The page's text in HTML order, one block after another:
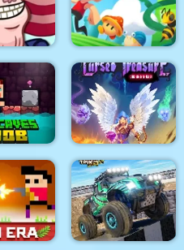
Guard
Roller Ball
Adventure
USA
Super Oscar
Noob
Cursed Treasure 1.5